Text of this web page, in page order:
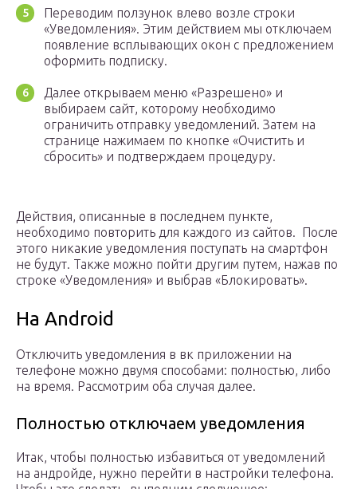
Переводим ползунок влево возле строки
«Уведомления». Этим действием мы отключаем
появление всплывающих окон с предложением
оформить подписку.
Далее открываем меню «Разрешено» и
выбираем сайт, которому необходимо
ограничить отправку уведомлений. Затем на
странице нажимаем по кнопке «Очистить и
сбросить» и подтверждаем процедуру.
Действия, описанные в последнем пункте,
необходимо повторить для каждого из сайтов. После
этого никакие уведомления поступать на смартфон
не будут. Также можно пойти другим путем, нажав по
строке «Уведомления» и выбрав «Блокировать».
На Android
Отключить уведомления в вк приложении на
телефоне можно двумя способами: полностью, либо
на время. Рассмотрим оба случая далее.
Полностью отключаем уведомления
Итак, чтобы полностью избавиться от уведомлений
на андройде, нужно перейти в настройки телефона.